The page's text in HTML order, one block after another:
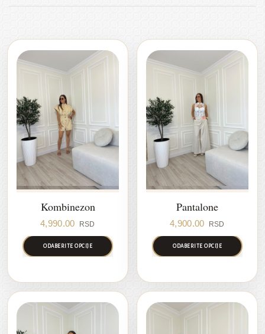
Kombinezon
4,990.00 RSD
ODABERITE OPCIJE
Pantalone
4,900.00 RSD
ODABERITE OPCIJE